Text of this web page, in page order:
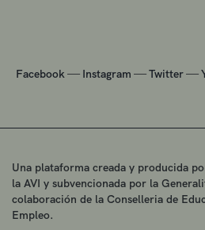
Facebook — Instagram —Twitter—
Una plataforma creada y producida
la AVI y subvencionada por la
colaboración de la Conselleria de
Empleo.